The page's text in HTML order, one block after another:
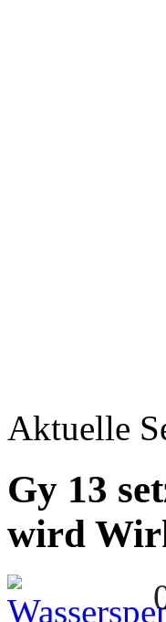
Aktuelle
Gy 13
wird